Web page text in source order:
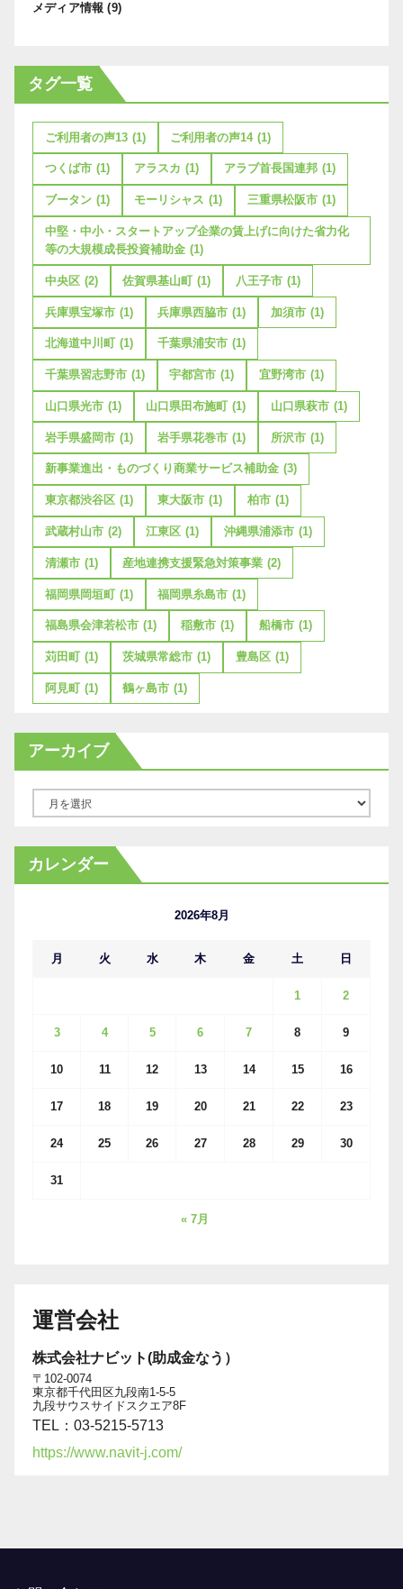
メディア情報 (9)
タグ一覧
ご利用者の声13 (1) ご利用者の声14 (1)
つくば市 (1) アラスカ (1) アラブ首長国連邦 (1)
ブータン (1) モーリシャス (1) 三重県松阪市 (1)
中堅・中小・スタートアップ企業の賃上げに向けた省力化
等の大規模成長投資補助金 (1)
中央区 (2) 佐賀県基山町 (1) 八王子市 (1)
兵庫県宝塚市 (1) 兵庫県西脇市 (1) 加須市 (1)
北海道中川町 (1) 千葉県浦安市 (1)
千葉県習志野市 (1) 宇都宮市 (1) 宜野湾市 (1)
山口県光市 (1) 山口県田布施町 (1) 山口県萩市 (1)
岩手県盛岡市 (1) 岩手県花巻市 (1) 所沢市 (1)
新事業進出・ものづくり商業サービス補助金 (3)
東京都渋谷区 (1) 東大阪市 (1) 柏市 (1)
武蔵村山市 (2) 江東区 (1) 沖縄県浦添市 (1)
清瀬市 (1) 産地連携支援緊急対策事業 (2)
福岡県岡垣町 (1) 福岡県糸島市 (1)
福島県会津若松市 (1) 稲敷市 (1) 船橋市 (1)
苅田町 (1) 茨城県常総市 (1) 豊島区 (1)
阿見町 (1) 鶴ヶ島市 (1)
アーカイブ
カ
イ
カレンダー
2026年8月
月 火 水 木 金 土 日
1 2
3 4 5 6 7 8 9
10 11 12 13 14 15 16
17 18 19 20 21 22 23
24 25 26 27 28 29 30
31
« 7月
運営会社
株式会社ナビット(助成金なう）
〒102-0074
東京都千代田区九段南1-5-5
九段サウスサイドスクエア8F
TEL：03-5215-5713
https://www.navit-j.com/